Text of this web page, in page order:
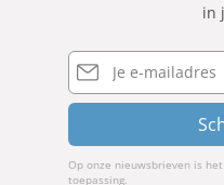
in
E-
mailadres
Op onze nieuwsbrieven is
toepassing.